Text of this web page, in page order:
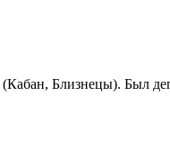
Близнецы). Был